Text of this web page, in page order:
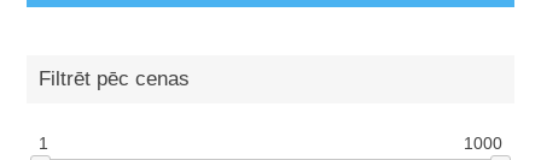
Filtrēt pēc cenas
1 1000